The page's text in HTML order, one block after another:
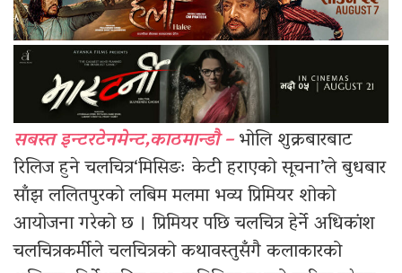
सबस्त इन्टरटेनमेन्ट,काठमान्डौ –भोलि शुक्रबारबाट
रिलिज हुने चलचित्र‘मिसिङः केटी हराएको सूचना’ले बुधबार
साँझ ललितपुरको लबिम मलमा भव्य प्रिमियर शोको
आयोजना गरेको छ । प्रिमियर पछि चलचित्र हेर्ने अधिकांश
चलचित्रकर्मीले चलचित्रको कथावस्तुसँगै कलाकारको